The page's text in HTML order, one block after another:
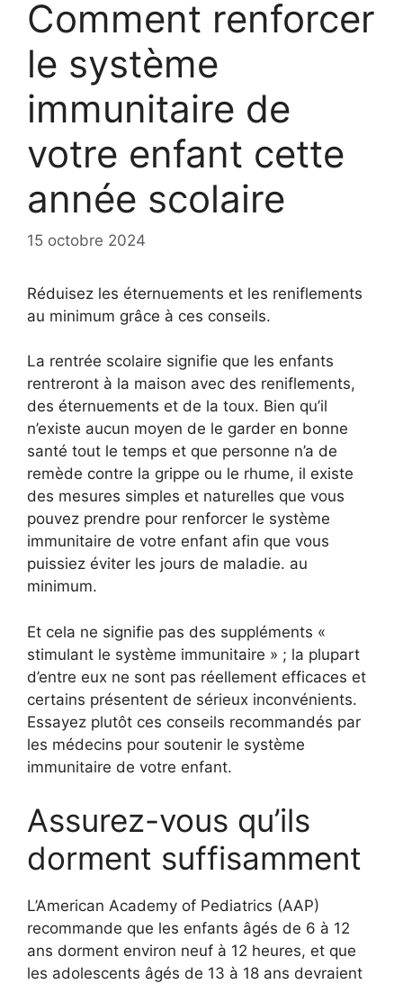
Comment renforcer
le système
immunitaire de
votre enfant cette
année scolaire
15 octobre 2024
Réduisez les éternuements et les reniflements
au minimum grâce à ces conseils.
La rentrée scolaire signifie que les enfants
rentreront à la maison avec des reniflements,
des éternuements et de la toux. Bien qu’il
n’existe aucun moyen de le garder en bonne
santé tout le temps et que personne n’a de
remède contre la grippe ou le rhume, il existe
des mesures simples et naturelles que vous
pouvez prendre pour renforcer le système
immunitaire de votre enfant afin que vous
puissiez éviter les jours de maladie. au
minimum.
Et cela ne signifie pas des suppléments «
stimulant le système immunitaire » ; la plupart
d’entre eux ne sont pas réellement efficaces et
certains présentent de sérieux inconvénients.
Essayez plutôt ces conseils recommandés par
les médecins pour soutenir le système
immunitaire de votre enfant.
Assurez-vous qu’ils
dorment suffisamment
L’American Academy of Pediatrics (AAP)
recommande que les enfants âgés de 6 à 12
ans dorment environ neuf à 12 heures, et que
les adolescents âgés de 13 à 18 ans devraient